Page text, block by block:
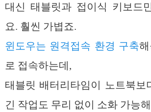
대신 태블릿과 접이식 키보드
요. 훨씬 가볍죠.
윈도우는 원격접속 환경 구축
로 접속하는데,
태블릿 배터리타임이 노트북보
긴 작업도 무리 없이 소화 가능